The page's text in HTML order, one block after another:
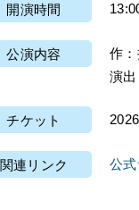
開演時間
公演内容
作
演
チケット
関連リンク 公式